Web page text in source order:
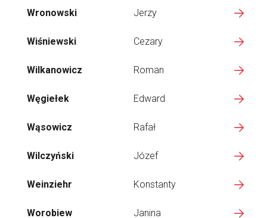
Wronowski Jerzy
Wiśniewski Cezary
Wilkanowicz Roman
Węgiełek Edward
Wąsowicz Rafał
Wilczyński Józef
Weinziehr Konstanty
Worobiew Janina